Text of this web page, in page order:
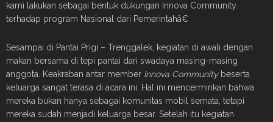
kami lakukan sebagai bentuk dukungan Innova Community
terhadap program Nasional dari Pemerintahâ€
Sesampai di Pantai Prigi – Trenggalek, kegiatan di awali dengan
makan bersama di tepi pantai dari swadaya masing-masing
anggota. Keakraban antar member Innova Communitybeserta
keluarga sangat terasa di acara ini. Hal ini mencerminkan bahwa
mereka bukan hanya sebagai komunitas mobil semata, tetapi
mereka sudah menjadi keluarga besar. Setelah itu kegiatan